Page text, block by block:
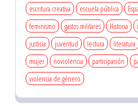
escritura creativa
escuela pública
feminismo
gastos militares Historia
justicia
juventud lectura literatura
mujer
noviolencia participación
violencia de género